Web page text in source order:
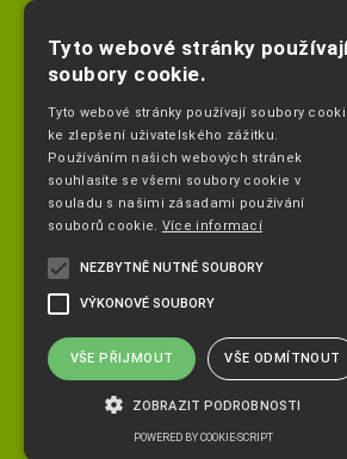
Nákupní košík
Obchodní podmínky
Odstoupeni od
ESHOP
Ing. Hana Čejdíková
+420 736773336
www.popletahh.cz,provozováno na
Tyto webové stránky
soubory cookie.
Tyto webové stránky používají soubory
ke zlepšení uživatelského zážitku.
Používáním našich webových stránek
souhlasíte se všemi soubory cookie v
souladu s našimi zásadami používání
souborů cookie. Více informací
NEZBYTNĚ NUTNÉ SOUBORY
VÝKONOVÉ SOUBORY
VŠE PŘIJMOUT VŠE ODMÍTNOUT
ZOBRAZIT PODROBNOSTI
POWERED BY COOKIE-SCRIPT